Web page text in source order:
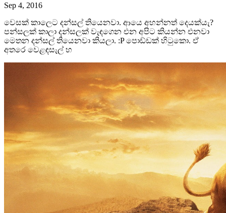
Sep 4, 2016
වෙසක් කාලෙට දන්සල් තියෙනවා. ආයෙ අහන්නත් දෙයක්යැ?
පන්සලක් කාලා දන්සලක් වැඳගෙන එන අපිට කියන්න එනවා
මෙතන දන්සල් තියෙනවා කියලා. :P පොඩ්ඩක් හිටුකො. ඒ
අතරෙ වෙළඳසැල් හ